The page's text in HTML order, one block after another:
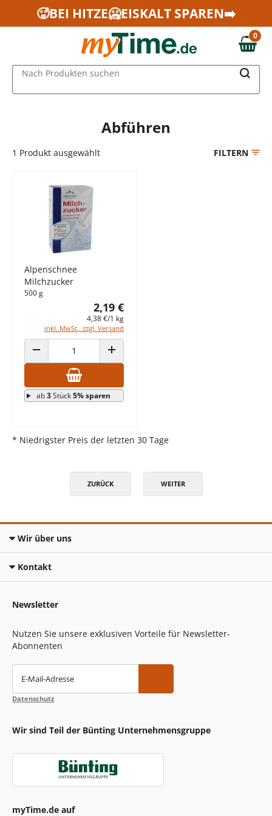
Zum Hauptinhalt springen
Zur Navigation springen
Zur Suche springen
🥵BEI HITZE🥶EISKALT SPAREN➡️
0,00 €
0
Nach Produkten suchen
Abführen
1 Produkt ausgewählt FILTERN
Alpenschnee
Milchzucker
500 g
2,19 €
4,38 €/1 kg
inkl. MwSt., zzgl. Versand
ANZAHL VERRINGERN ANZAHL ERHÖHEN
ab3Stück5% sparen
* Niedrigster Preis der letzten 30 Tage
ZURÜCK WEITER
Wir über uns
Kontakt
Newsletter
Nutzen Sie unsere exklusiven Vorteile für Newsletter-
Abonnenten
E-Mail-Adresse
Datenschutz
Wir sind Teil der Bünting Unternehmensgruppe
myTime.de auf